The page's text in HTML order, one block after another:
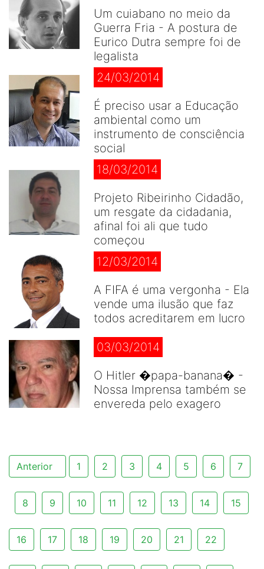
Um cuiabano no meio da
Guerra Fria - A postura de
Eurico Dutra sempre foi de
legalista
24/03/2014
É preciso usar a Educação
ambiental como um
instrumento de consciência
social
18/03/2014
Projeto Ribeirinho Cidadão,
um resgate da cidadania,
afinal foi ali que tudo
começou
12/03/2014
A FIFA é uma vergonha - Ela
vende uma ilusão que faz
todos acreditarem em lucro
03/03/2014
O Hitler �papa-banana� -
Nossa Imprensa também se
envereda pelo exagero
Anterior 1 2 3 4 5 6 7
8 9 10 11 12 13 14 15
16 17 18 19 20 21 22